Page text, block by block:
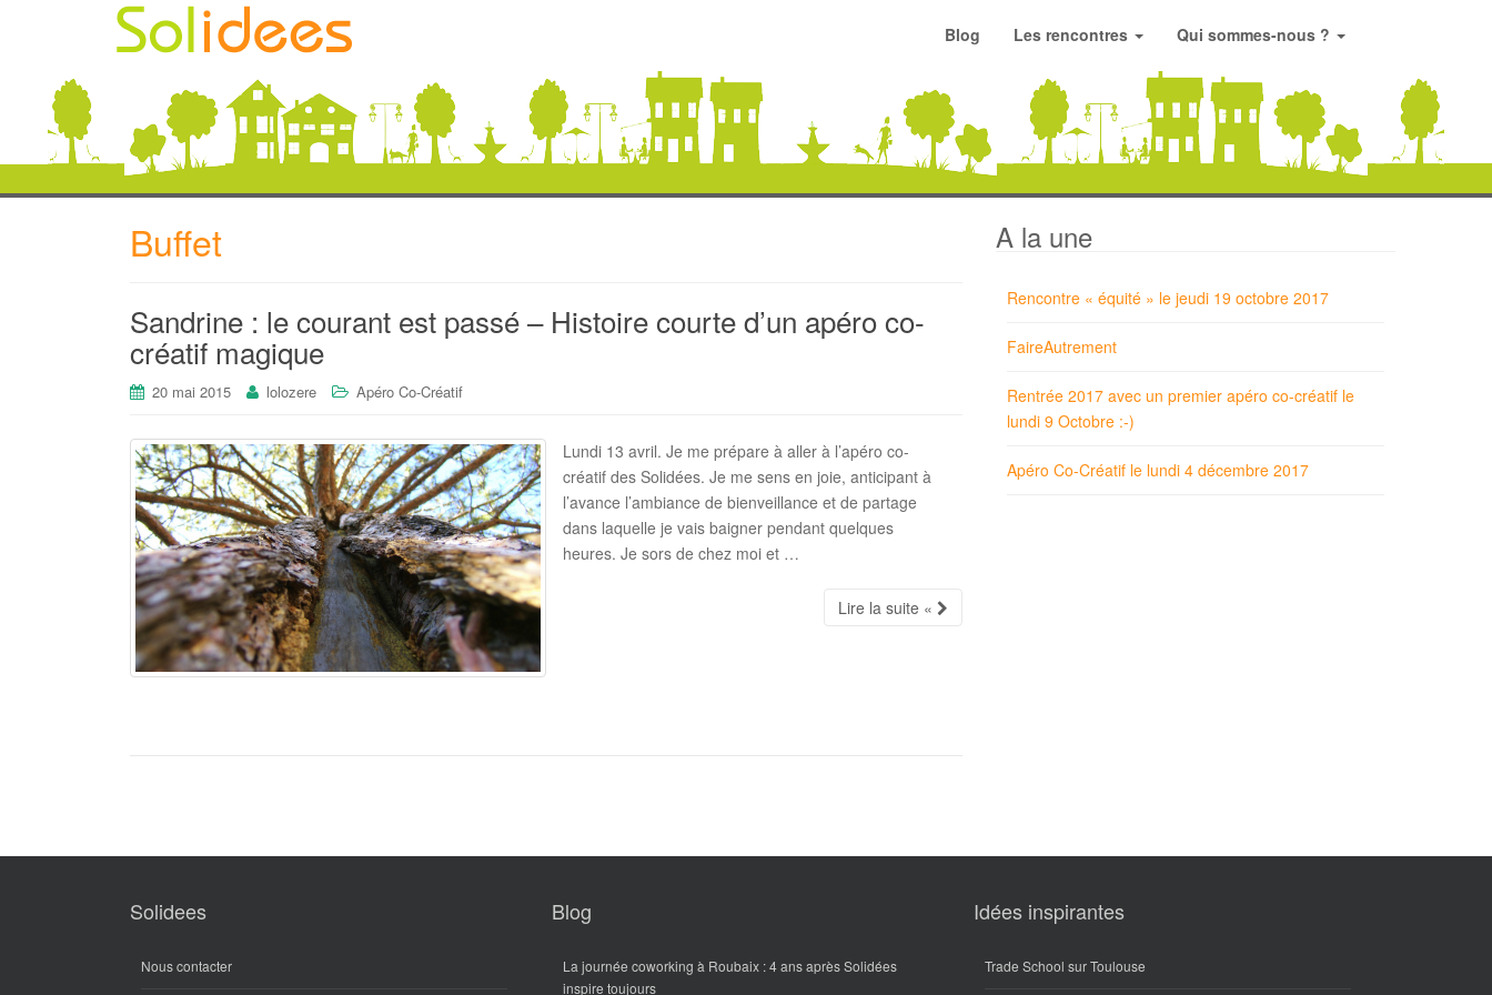
Blog Les rencontres Qui sommes-nous ?
Buffet
Sandrine : le courant est passé – Histoire courte d’un apéro co-
créatif magique
20 mai 2015 lolozere Apéro Co-Créatif
Lundi 13 avril. Je me prépare à aller à l’apéro co-
créatif des Solidées. Je me sens en joie, anticipant à
l’avance l’ambiance de bienveillance et de partage
dans laquelle je vais baigner pendant quelques
heures. Je sors de chez moi et …
Lire la suite «
A la une
Rencontre « équité » le jeudi 19 octobre 2017
FaireAutrement
Rentrée 2017 avec un premier apéro co-créatif le
lundi 9 Octobre :-)
Apéro Co-Créatif le lundi 4 décembre 2017
Solidees
Nous contacter
Blog
La journée coworking à Roubaix : 4 ans après Solidées
inspire toujours
Idées inspirantes
Trade School sur Toulouse